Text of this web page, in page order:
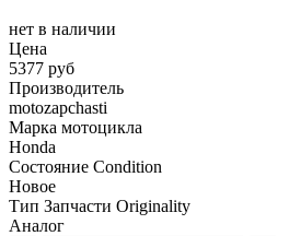
нет в наличии
Цена
5377 руб
Производитель
motozapchasti
Марка мотоцикла
Honda
Состояние Condition
Новое
Тип Запчасти Originality
Аналог